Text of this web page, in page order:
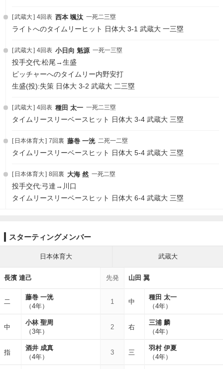
武蔵大 4回表 西本 颯汰 一死二三塁
ライトへのタイムリーヒット 日体大 3-1 武蔵大 一三塁
武蔵大 4回表 小日向 魁源 一死一三塁
投手交代:松尾→生盛
ピッチャーへのタイムリー内野安打
生盛(投):失策 日体大 3-2 武蔵大 二三塁
武蔵大 4回表 種田 太一 一死二三塁
タイムリースリーベースヒット 日体大 3-4 武蔵大 三塁
日本体育大 7回裏 藤巻 一洸 二死一二塁
タイムリースリーベースヒット 日体大 5-4 武蔵大 三塁
日本体育大 8回裏 大海 然 一死二塁
投手交代:弓達→川口
タイムリースリーベースヒット 日体大 6-4 武蔵大 三塁
スターティングメンバー
日本体育大 武蔵大
長濱 達己 先発 山田 翼
二
藤巻 一洸
（4年）
1 中
種田 太一
（4年）
中
小林 聖周
（3年）
2 右
三浦 麟
（4年）
指
酒井 成真
（4年）
3 三
羽村 伊夏
（4年）